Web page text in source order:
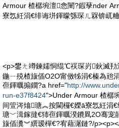
Armour 楂樼埦澶悆闉?鍜孶nder
寮忥紝涓€绯诲垪鍕曚綔琛ㄦ槑锛屼
<p>鐢ㄤ竴鍊嬬恫绲℃祦琛岃鈥滅
鍦ㄧ殑楂旇偛O2O甯傚牬涓€榛為兘
亱鍕曞搧鐗?a href="http://
run-e37f8424">Under Armour 楂樼
间箮涔熻瑭︽按閫欏€嬫ā寮忥紝涓
瑭﹀湒鎵撻€犻亱鍕曞湀鐨凮2O骞宠
旇偛瀵︾繏瑷樿€?宥藉潳鏈?/